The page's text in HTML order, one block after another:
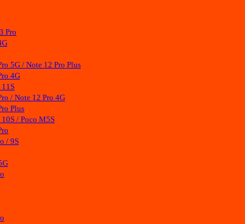
Pro
5G / Note 12 Pro Plus
4G
/ Note 12 Pro 4G
Plus
/ Poco M5S
/ 9S